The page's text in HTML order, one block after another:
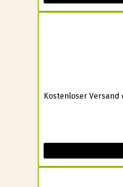
Kostenloser Versand